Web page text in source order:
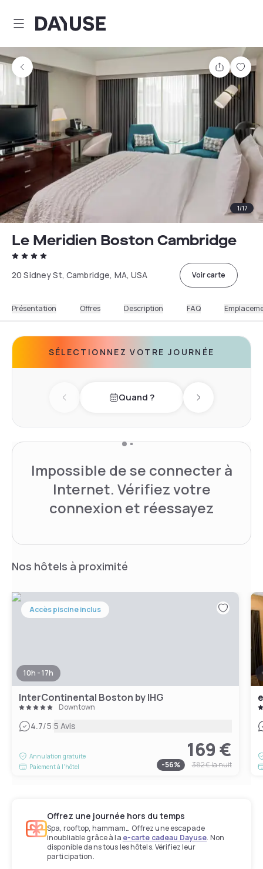
Dayuse
Partager
1/17
Le Meridien Boston Cambridge
20 Sidney St, Cambridge, MA, USA Voir carte
Présentation Offres Description FAQ
SÉLECTIONNEZ VOTRE JOURNÉE
Previous dayQuand ? Next day
Impossible de se connecter à
Internet. Vérifiez votre
connexion et réessayez
Nos hôtels à proximité
Accès piscine inclus
10h - 17h
InterContinental Boston by IHG
Downtown
4.7/5|5 Avis
Annulation gratuite
Paiement à l'hôtel
169 €
-56% 382 €la nuit
Offrez une journée hors du temps
Spa, rooftop, hammam… Offrez une escapade
inoubliable grâce à la e-carte cadeau Dayuse. Non
disponible dans tous les hôtels. Vérifiez leur
participation.